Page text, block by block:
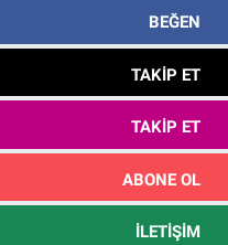
BEĞEN
TAKIP ET
TAKIP ET
ABONE OL
İLETIŞIM